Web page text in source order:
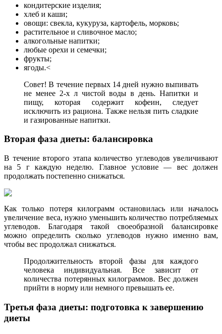
кондитерские изделия;
хлеб и каши;
овощи: свекла, кукуруза, картофель, морковь;
растительное и сливочное масло;
алкогольные напитки;
любые орехи и семечки;
фрукты;
ягоды.<
Совет! В течение первых 14 дней нужно выпивать
не менее 2-х л чистой воды в день. Напитки и
пищу, которая содержит кофеин, следует
исключить из рациона. Также нельзя пить сладкие
и газированные напитки.
Вторая фаза диеты: балансировка
В течение второго этапа количество углеводов увеличивают
на 5 г каждую неделю. Главное условие — вес должен
продолжать постепенно снижаться.
Как только потеря килограмм остановилась или началось
увеличение веса, нужно уменьшить количество потребляемых
углеводов. Благодаря такой своеобразной балансировке
можно определить сколько углеводов нужно именно вам,
чтобы вес продолжал снижаться.
Продолжительность второй фазы для каждого
человека индивидуальная. Все зависит от
количества потерянных килограммов. Вес должен
прийти в норму или немного превышать ее.
Третья фаза диеты: подготовка к завершению
диеты